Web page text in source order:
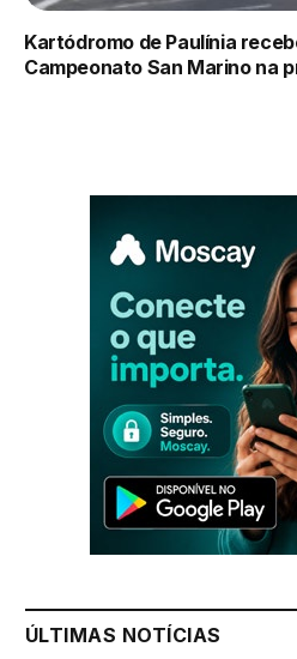
Kartódromo de Paulínia
Campeonato San Marino na
ÚLTIMAS NOTÍCIAS